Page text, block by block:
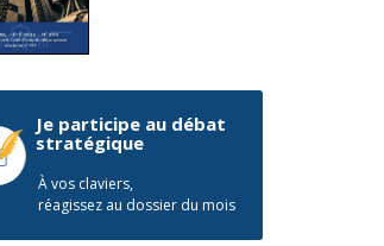
Je participe au débat
stratégique
À vos claviers,
réagissez au dossier du mois